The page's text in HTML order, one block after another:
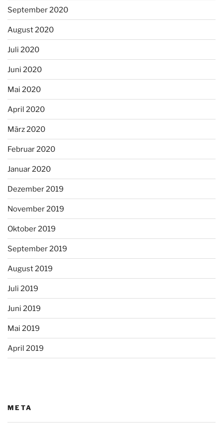
September 2020
August 2020
Juli 2020
Juni 2020
Mai 2020
April 2020
März 2020
Februar 2020
Januar 2020
Dezember 2019
November 2019
Oktober 2019
September 2019
August 2019
Juli 2019
Juni 2019
Mai 2019
April 2019
META